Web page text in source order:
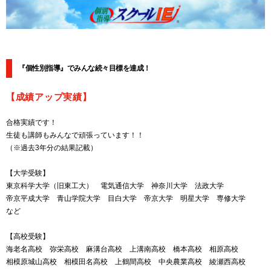
『個性別指導』でみんな続々目標を達成！
【成績アップ実績】
合格実績です！
生徒も講師もみんなで頑張っています！！
（※過去3年分の結果記載）
【大学受験】
東京科学大学（旧東工大） 電気通信大学 神奈川大学 法政大学
帝京平成大学 青山学院大学 目白大学 帝京大学 明星大学 専修大学
など
【高校受験】
海老名高校 弥栄高校 麻溝台高校 上溝南高校 橋本高校 相原高校
相模原城山高校 相模田名高校 上鶴間高校 中央農業高校 綾瀬西高校